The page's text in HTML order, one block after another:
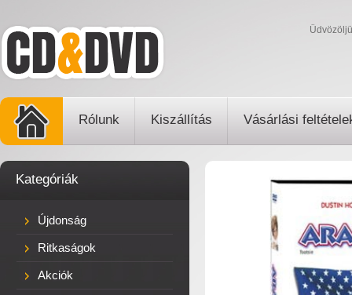
Rólunk Kiszállítás Vásárlási
Kategóriák
Újdonság
Ritkaságok
Akciók